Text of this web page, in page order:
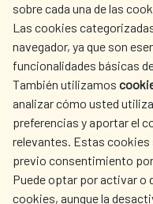
sobre cada una de las
Las cookies
navegador, ya que son
funcionalidades básicas
También utilizamos
analizar cómo usted
preferencias y aportar el
relevantes. Estas cookies
previo consentimiento
Puede optar por activar o
cookies, aunque la
AECID
SPANISH
ACTION
CULTURE AND
OUR SOCIAL MEDIA